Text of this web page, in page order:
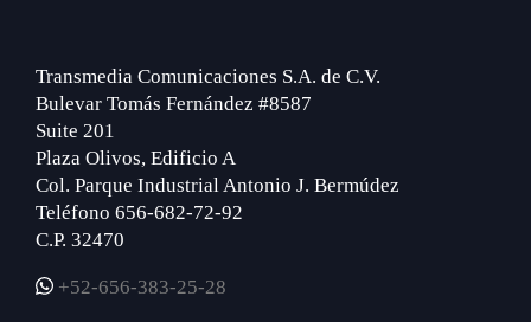
Transmedia Comunicaciones S.A. de C.V.
Bulevar Tomás Fernández #8587
Suite 201
Plaza Olivos, Edificio A
Col. Parque Industrial Antonio J. Bermúdez
Teléfono 656-682-72-92
C.P. 32470
+52-656-383-25-28